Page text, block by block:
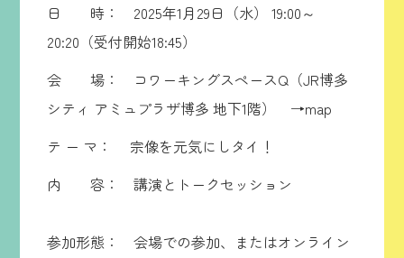
日 時： 2025年1月29日（水） 19:00～
20:20（受付開始18:45）
会 場： コワーキングスペースQ（JR博多
シティ アミュプラザ博多 地下1階） →map
テ ー マ： 宗像を元気にしタイ！
内 容： 講演とトークセッション
参加形態： 会場での参加、またはオンライン